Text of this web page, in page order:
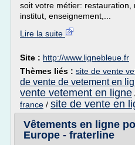
soit votre métier: restauration,
institut, enseignement,...
Lire la suite
Site : http://www.lignebleue.fr
Thèmes liés : site de vente
de vente de vetement en
vente vetement en ligne
france / site de vente en
Vêtements en ligne
Europe - fraterline